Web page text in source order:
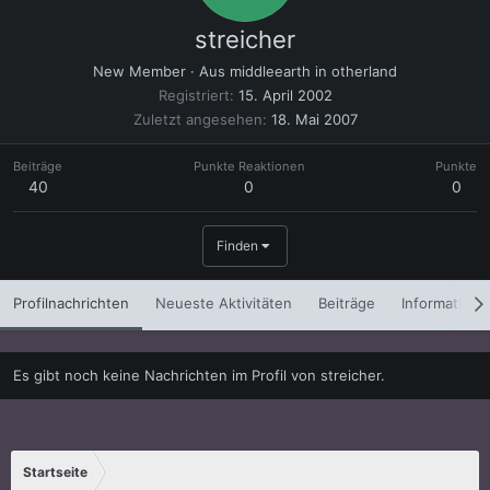
streicher
New Member · Aus middleearth in otherland
Registriert 15. April 2002
Zuletzt angesehen 18. Mai 2007
Beiträge
40
Punkte Reaktionen
0
Punkte
0
Finden
Profilnachrichten Neueste Aktivitäten Beiträge
Es gibt noch keine Nachrichten im Profil von streicher.
Startseite